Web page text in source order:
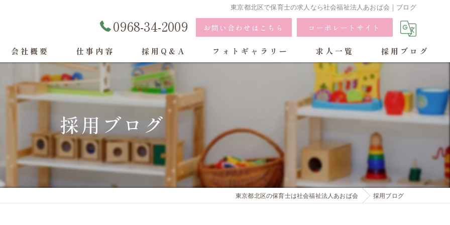
東京都北区で保育士の求人なら社会福祉法人あおば会｜ブログ
0968-34-2009 お問い合わせはこちら コーポレートサイト
会社概要 仕事内容 採用Q&A フォトギャラリー 求人一覧 採用ブログ
採用ブログ
東京都北区の保育士は社会福祉法人あおば会 採用ブログ